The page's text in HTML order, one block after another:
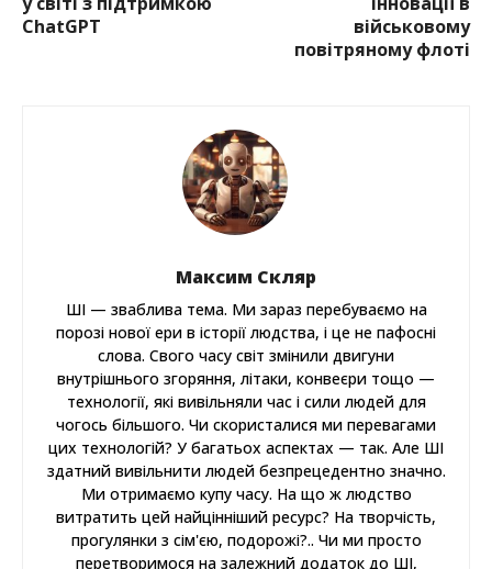
ChatGPT
військовому
повітряному флоті
Максим Скляр
ШІ — зваблива тема. Ми зараз перебуваємо на
порозі нової ери в історії людства, і це не пафосні
слова. Свого часу світ змінили двигуни
внутрішнього згоряння, літаки, конвеєри тощо —
технології, які вивільняли час і сили людей для
чогось більшого. Чи скористалися ми перевагами
цих технологій? У багатьох аспектах — так. Але ШІ
здатний вивільнити людей безпрецедентно значно.
Ми отримаємо купу часу. На що ж людство
витратить цей найцінніший ресурс? На творчість,
прогулянки з сім'єю, подорожі?.. Чи ми просто
перетворимося на залежний додаток до ШІ,